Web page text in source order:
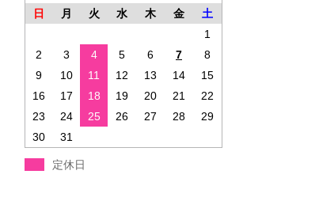
日
月 火 水 木 金
土
1
2
3 4 5 6 7
8
9
10 11 12 13 14
15
16
17 18 19 20 21
22
23
24 25 26 27 28
29
30
31
定休日